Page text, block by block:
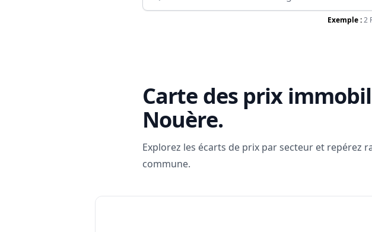
Exemple :2
Carte des prix
Nouère.
Explorez les écarts de prix par secteur et repérez
commune.